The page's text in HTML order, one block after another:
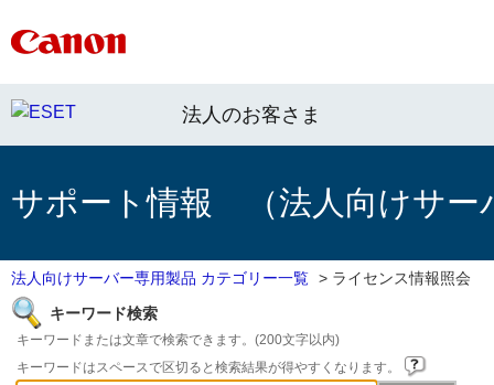
法人のお客さま
サポート情報 （法人向けサー
法人向けサーバー専用製品 カテゴリー一覧 > ライセンス情報照会
キーワード検索
キーワードまたは文章で検索できます。(200文字以内)
キーワードはスペースで区切ると検索結果が得やすくなります。